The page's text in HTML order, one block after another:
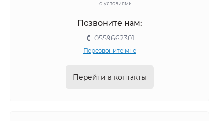
с условиями
Позвоните нам:
0559662301
Перезвоните мне
Перейти в контакты